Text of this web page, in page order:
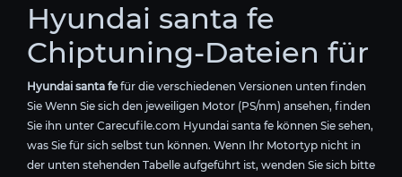
Hyundai santa fe
Chiptuning-Dateien für
Hyundai santa fefür die verschiedenen Versionen unten finden
Sie Wenn Sie sich den jeweiligen Motor (PS/nm) ansehen, finden
Sie ihn unter Carecufile.com Hyundai santa fe können Sie sehen,
was Sie für sich selbst tun können. Wenn Ihr Motortyp nicht in
der unten stehenden Tabelle aufgeführt ist, wenden Sie sich bitte